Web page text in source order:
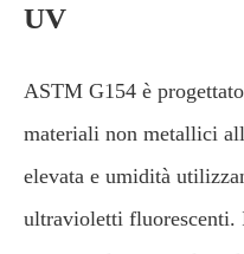
UV
ASTM G154 è
materiali non metallici
elevata e umidità
ultravioletti fluorescenti.